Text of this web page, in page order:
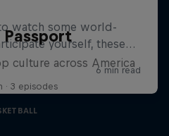
Passport
culture across America
· 3 episodes